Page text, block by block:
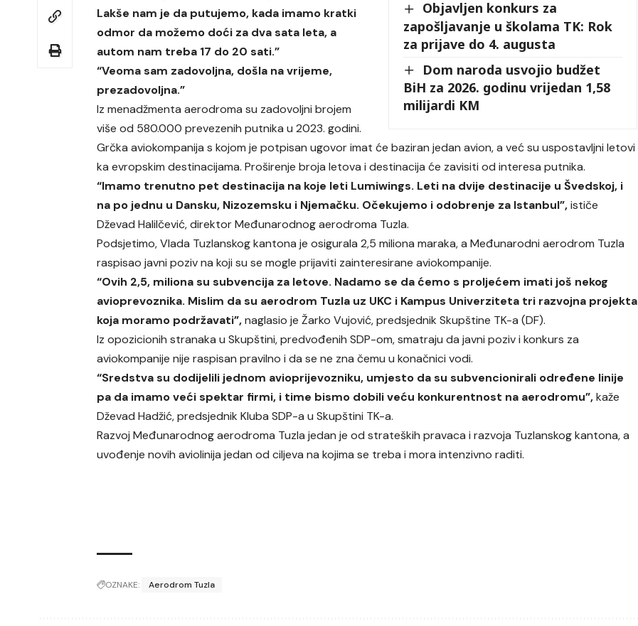
Objavljen konkurs za
zapošljavanje u školama TK: Rok
za prijave do 4. augusta
Dom naroda usvojio budžet
BiH za 2026. godinu vrijedan 1,58
milijardi KM
Lakše nam je da putujemo, kada imamo kratki
odmor da možemo doći za dva sata leta, a
autom nam treba 17 do 20 sati.”
“Veoma sam zadovoljna, došla na vrijeme,
prezadovoljna.”
Iz menadžmenta aerodroma su zadovoljni brojem
više od 580.000 prevezenih putnika u 2023. godini.
Grčka aviokompanija s kojom je potpisan ugovor imat će baziran jedan avion, a već su uspostavljni letovi
ka evropskim destinacijama. Proširenje broja letova i destinacija će zavisiti od interesa putnika.
“Imamo trenutno pet destinacija na koje leti Lumiwings. Leti na dvije destinacije u Švedskoj, i
na po jednu u Dansku, Nizozemsku i Njemačku. Očekujemo i odobrenje za Istanbul”,ističe
Dževad Halilčević, direktor Međunarodnog aerodroma Tuzla.
Podsjetimo, Vlada Tuzlanskog kantona je osigurala 2,5 miliona maraka, a Međunarodni aerodrom Tuzla
raspisao javni poziv na koji su se mogle prijaviti zainteresirane aviokompanije.
“Ovih 2,5, miliona su subvencija za letove. Nadamo se da ćemo s proljećem imati još nekog
avioprevoznika. Mislim da su aerodrom Tuzla uz UKC i Kampus Univerziteta tri razvojna projekta
koja moramo podržavati”,naglasio je Žarko Vujović, predsjednik Skupštine TK-a (DF).
Iz opozicionih stranaka u Skupštini, predvođenih SDP-om, smatraju da javni poziv i konkurs za
aviokompanije nije raspisan pravilno i da se ne zna čemu u konačnici vodi.
“Sredstva su dodijelili jednom avioprijevozniku, umjesto da su subvencionirali određene linije
pa da imamo veći spektar firmi, i time bismo dobili veću konkurentnost na aerodromu”,kaže
Dževad Hadžić, predsjednik Kluba SDP-a u Skupštini TK-a.
Razvoj Međunarodnog aerodroma Tuzla jedan je od strateških pravaca i razvoja Tuzlanskog kantona, a
uvođenje novih aviolinija jedan od ciljeva na kojima se treba i mora intenzivno raditi.
OZNAKE: Aerodrom Tuzla